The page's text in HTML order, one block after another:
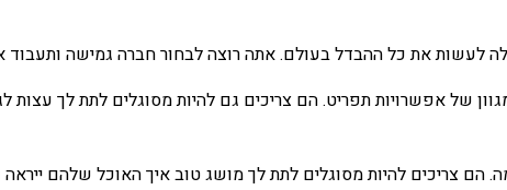
לעשות את כל ההבדל בעולם. אתה רוצה לבחור חברה גמישה
של אפשרויות תפריט. הם צריכים גם להיות מסוגלים לתת לך
הם צריכים להיות מסוגלים לתת לך מושג טוב איך האוכל שלהם